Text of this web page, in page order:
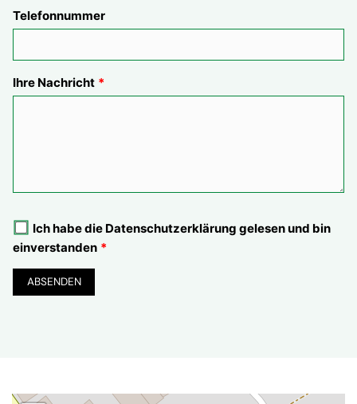
Telefonnummer
Ihre Nachricht
Ich habe die Datenschutzerklärung gelesen und bin
einverstanden
ABSENDEN